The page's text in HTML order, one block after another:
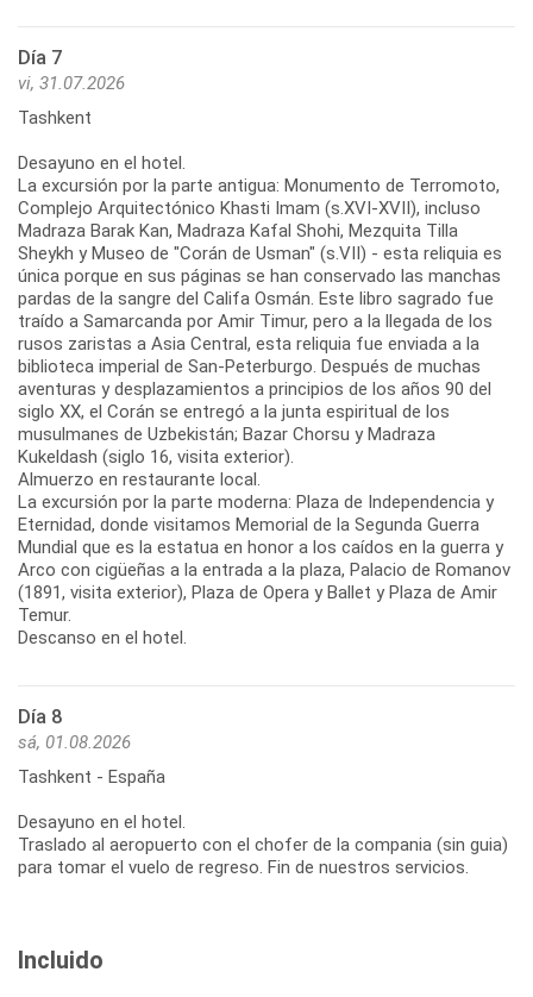
Día 7
vi, 31.07.2026
Tashkent
Desayuno en el hotel.
La excursión por la parte antigua: Monumento de Terromoto,
Complejo Arquitectónico Khasti Imam (s.XVI-XVII), incluso
Madraza Barak Kan, Madraza Kafal Shohi, Mezquita Tilla
Sheykh y Museo de "Corán de Usman" (s.VII) - esta reliquia es
única porque en sus páginas se han conservado las manchas
pardas de la sangre del Califa Osmán. Este libro sagrado fue
traído a Samarcanda por Amir Timur, pero a la llegada de los
rusos zaristas a Asia Central, esta reliquia fue enviada a la
biblioteca imperial de San-Peterburgo. Después de muchas
aventuras y desplazamientos a principios de los años 90 del
siglo XX, el Corán se entregó a la junta espiritual de los
musulmanes de Uzbekistán; Bazar Chorsu y Madraza
Kukeldash (siglo 16, visita exterior).
Almuerzo en restaurante local.
La excursión por la parte moderna: Plaza de Independencia y
Eternidad, donde visitamos Memorial de la Segunda Guerra
Mundial que es la estatua en honor a los caídos en la guerra y
Arco con cigüeñas a la entrada a la plaza, Palacio de Romanov
(1891, visita exterior), Plaza de Opera y Ballet y Plaza de Amir
Temur.
Descanso en el hotel.
Día 8
sá, 01.08.2026
Tashkent - España
Desayuno en el hotel.
Traslado al aeropuerto con el chofer de la compania (sin guia)
para tomar el vuelo de regreso. Fin de nuestros servicios.
Incluido